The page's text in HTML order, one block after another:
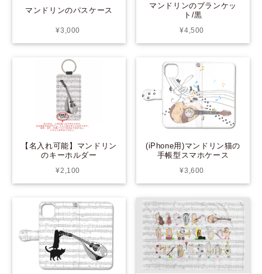
マンドリンのパスケース
¥3,000
マンドリンのブランケッ
ト/黒
¥4,500
【名入れ可能】マンドリン
のキーホルダー
¥2,100
(iPhone用)マンドリン猫の
手帳型スマホケース
¥3,600